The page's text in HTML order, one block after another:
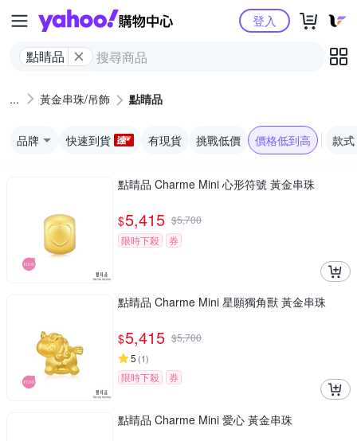
Yahoo購物中心
點睛品
登入
黃金串珠/吊飾 點睛品
品牌 快速到貨 有現貨 挑戰低價 價格低到高 款式
點睛品 Charme Mini 心形符號 黃金串珠
$5,415 $5,700
限時下殺
券
點睛品 Charme Mini 星願獨角獸 黃金串珠
$5,415 $5,700
5 (1)
限時下殺 券
點睛品 Charme Mini 愛心 黃金串珠